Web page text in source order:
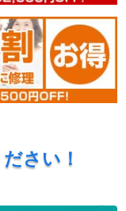
さい！